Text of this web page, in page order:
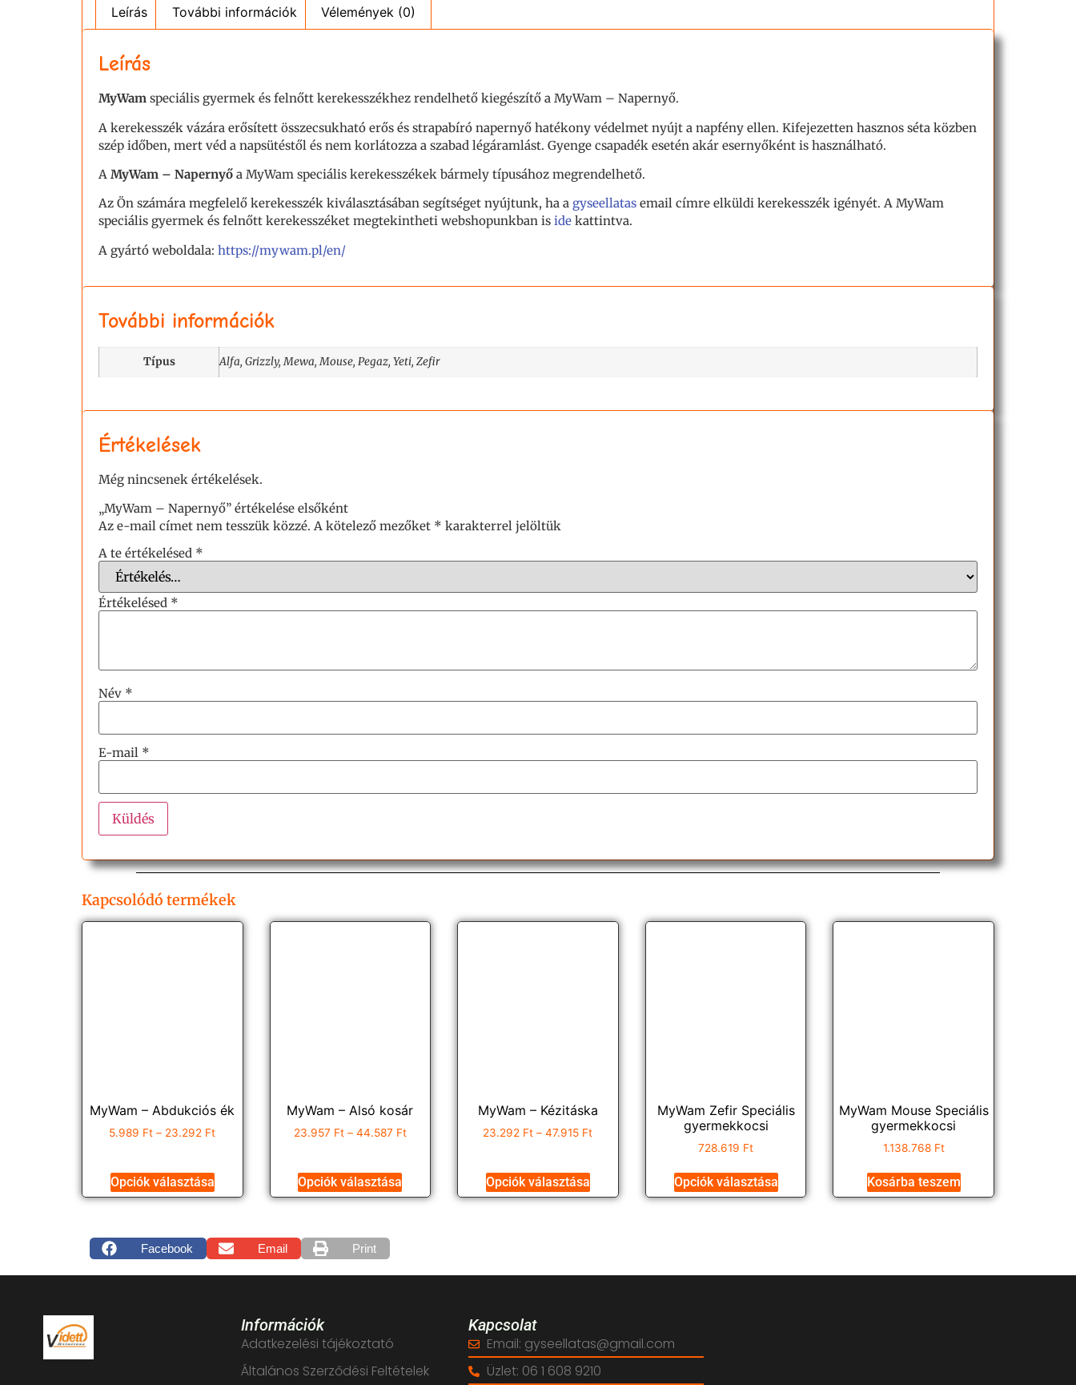
Leírás További információk Vélemények (0)
Leírás
MyWam speciális gyermek és felnőtt kerekesszékhez rendelhető kiegészítő a MyWam – Napernyő.
A kerekesszék vázára erősített összecsukható erős és strapabíró napernyő hatékony védelmet nyújt a napfény ellen. Kifejezetten hasznos séta közben
szép időben, mert véd a napsütéstől és nem korlátozza a szabad légáramlást. Gyenge csapadék esetén akár esernyőként is használható.
A MyWam – Napernyő a MyWam speciális kerekesszékek bármely típusához megrendelhető.
Az Ön számára megfelelő kerekesszék kiválasztásában segítséget nyújtunk, ha a gyseellatas email címre elküldi kerekesszék igényét. A MyWam
speciális gyermek és felnőtt kerekesszéket megtekintheti webshopunkban is ide kattintva.
A gyártó weboldala: https://mywam.pl/en/
További információk
Típus Alfa, Grizzly, Mewa, Mouse, Pegaz, Yeti, Zefir
Értékelések
Még nincsenek értékelések.
„MyWam – Napernyő” értékelése elsőként
Az e-mail címet nem tesszük közzé. A kötelező mezőket * karakterrel jelöltük
A te értékelésed *
Értékelésed *
Név *
E-mail *
Kapcsolódó termékek
MyWam – Abdukciós ék
5.989 Ft – 23.292 Ft
Opciók választása
MyWam – Alsó kosár
23.957 Ft – 44.587 Ft
Opciók választása
MyWam – Kézitáska
23.292 Ft – 47.915 Ft
Opciók választása
MyWam Zefir Speciális
gyermekkocsi
728.619 Ft
Opciók választása
MyWam Mouse Speciális
gyermekkocsi
1.138.768 Ft
Kosárba teszem
Facebook Email Print
Információk
Adatkezelési tájékoztató
Általános Szerződési Feltételek
Kapcsolat
Email: gyseellatas@gmail.com
Üzlet: 06 1 608 9210